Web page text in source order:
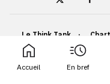
Accueil En bref
Le Think Tank
Politique de
Accessibilité :